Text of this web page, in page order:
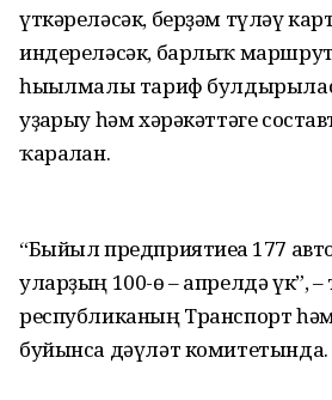
үткәреләсәк, берҙәм түләү
индереләсәк, барлыҡ
һығылмалы тариф
уҙғарыу һәм хәрәкәттәге
ҡаралған.
“Быйыл предприятиеға 177
уларҙың 100-ө – апрелдә үк”, –
республиканың Транспорт
буйынса дәүләт комитетында.